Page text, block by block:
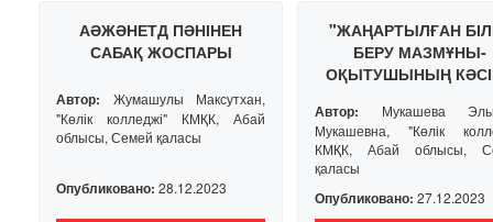
АӘЖӘНЕТД ПӘНІНЕН
САБАҚ ЖОСПАРЫ
Автор: Жумашулы Максутхан,
"Көлік колледжі" КМҚК, Абай
облысы, Семей қаласы
Опубликовано: 28.12.2023
"ЖАҢАРТЫЛҒАН
БЕРУ МАЗМҰНЫ-
ОҚЫТУШЫНЫҢ
НЕГІЗІ"
Автор: Мукашева
Мукашевна, "Көлік
КМҚК, Абай облысы,
қаласы
Опубликовано: 27.12.2023